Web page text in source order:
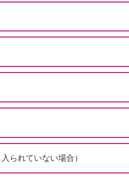
られていない場合）